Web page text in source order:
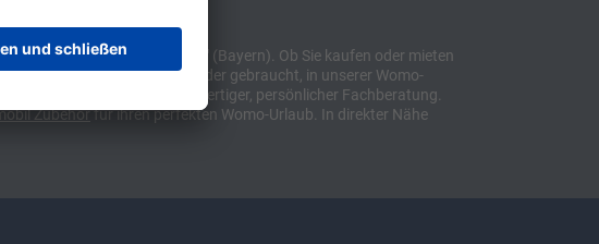
Ausfahrt "Sulzemoos" (Bayern). Ob Sie kaufen oder mieten
oder Wohnmobil, ob neu oder gebraucht, in unserer Womo-
inklusive hochwertiger, persönlicher Fachberatung.
Zubehörfür ihren perfekten Womo-Urlaub. In direkter Nähe